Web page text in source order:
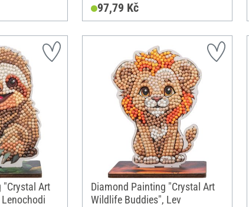
97,79 Kč
"Crystal Art
Diamond Painting "Crystal Art
Wildlife Buddies", Lev